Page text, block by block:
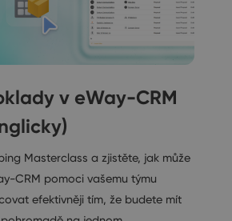
v eWay-CRM
Masterclass a zjistěte, jak může
CRM pomoci vašemu týmu
efektivněji tím, že budete mít